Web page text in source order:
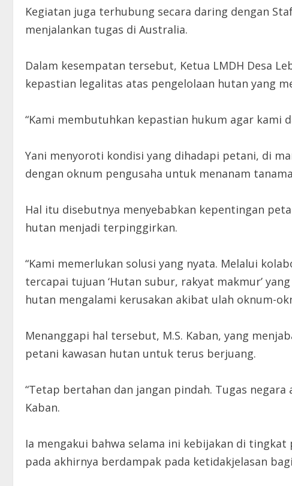
Kegiatan juga terhubung secara daring dengan
menjalankan tugas di Australia.
Dalam kesempatan tersebut, Ketua LMDH Desa
kepastian legalitas atas pengelolaan hutan yang
“Kami membutuhkan kepastian hukum agar kami
Yani menyoroti kondisi yang dihadapi petani, di
dengan oknum pengusaha untuk menanam
Hal itu disebutnya menyebabkan kepentingan
hutan menjadi terpinggirkan.
“Kami memerlukan solusi yang nyata. Melalui
tercapai tujuan ‘Hutan subur, rakyat makmur’
hutan mengalami kerusakan akibat ulah oknum-
Menanggapi hal tersebut, M.S. Kaban, yang
petani kawasan hutan untuk terus berjuang.
“Tetap bertahan dan jangan pindah. Tugas
Kaban.
Ia mengakui bahwa selama ini kebijakan di
pada akhirnya berdampak pada ketidakjelasan